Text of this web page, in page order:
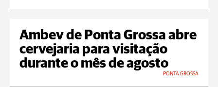
Ambev de Ponta Grossa abre
cervejaria para visitação
durante o mês de agosto
PONTA GROSSA